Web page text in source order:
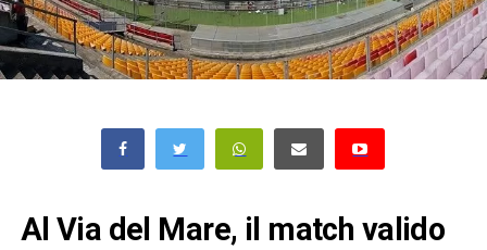
Al Via del Mare, il match valido